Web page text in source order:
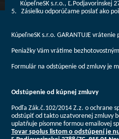
KúpeľneSK s.r.o., Ľ.Podjavorinskej
5. Zásielku odporúčame poslať ako
KúpeľneSK s.r.o. GARANTUJE
Peniažky Vám vrátime
Formulár na odstúpenie od zmluvy je
Odstúpenie od kúpnej zmluvy
Podľa Zák.č.102/2014 Z.z. o ochrane
odstúpiť od takto uzatvorenej zmluvy
uplatňuje písomne formou emailovej
Tovar spolus listom o odstúpení je